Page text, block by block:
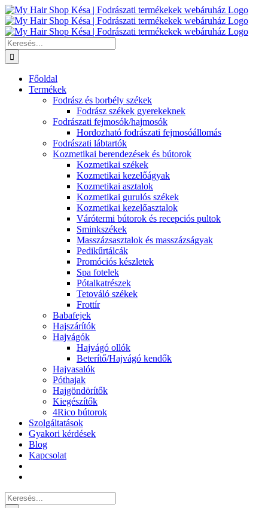
Kihagyás
Keresés...
Főoldal
Termékek
Fodrász és borbély székek
Fodrász székek gyerekeknek
Fodrászati fejmosók/hajmosók
Hordozható fodrászati fejmosóállomás
Fodrászati lábtartók
Kozmetikai berendezések és bútorok
Kozmetikai székek
Kozmetikai kezelőágyak
Kozmetikai asztalok
Kozmetikai gurulós székek
Kozmetikai kezelőasztalok
Várótermi bútorok és recepciós pultok
Sminkszékek
Masszázsasztalok és masszázságyak
Pedikűrtálcák
Promóciós készletek
Spa fotelek
Pótalkatrészek
Tetováló székek
Frottír
Babafejek
Hajszárítók
Hajvágók
Hajvágó ollók
Beterítő/Hajvágó kendők
Hajvasalók
Póthajak
Hajgöndörítők
Kiegészítők
4Rico bútorok
Szolgáltatások
Gyakori kérdések
Blog
Kapcsolat
Keresés...